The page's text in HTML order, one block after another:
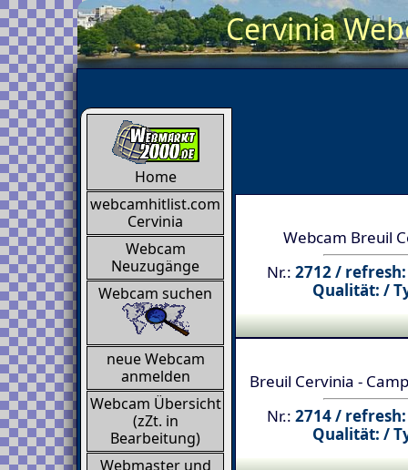
Cervinia
Home
webcamhitlist.com
Cervinia
Webcam
Neuzugänge
Webcam suchen
neue Webcam
anmelden
Webcam Übersicht
(zZt. in
Bearbeitung)
Webmaster und
Webcam Breuil
Nr.: 2712 /
Qualität: /
Breuil Cervinia -
Nr.: 2714 /
Qualität: /